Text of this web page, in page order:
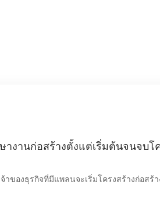
งานก่อสร้างตั้งแต่เริ่มต้นจนจบโ
ของธุรกิจที่มีแพลนจะเริ่มโครงสร้างก่อสร้า